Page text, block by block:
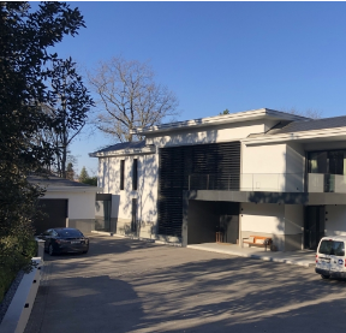
Villas